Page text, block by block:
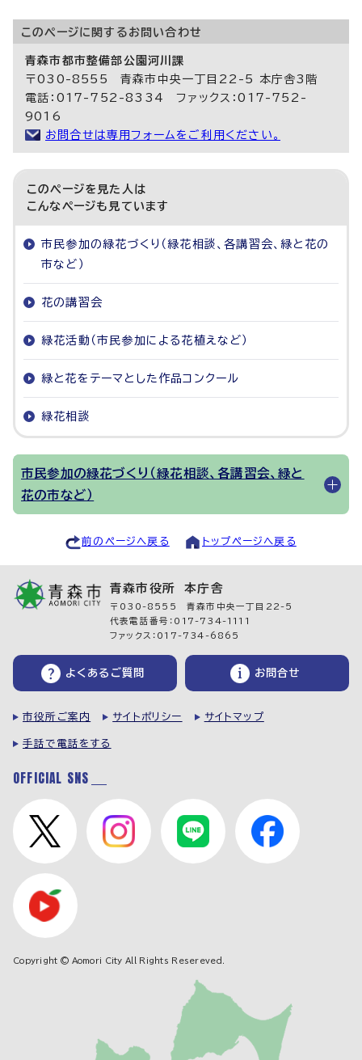
このページに関する お問い合わせ
青森市都市整備部公園河川課
〒030-8555 青森市中央一丁目22-5 本庁舎3階
電話：017-752-8334 ファックス：017-752-
9016
お問合せは専用フォームをご利用ください。
このページを見た人は
こんなページも見ています
市民参加の緑花づくり（緑花相談、各講習会、緑と花の
市など）
花の講習会
緑花活動（市民参加による花植えなど）
緑と花をテーマとした作品コンクール
緑花相談
市民参加の緑花づくり（緑花相談、各講習会、緑と
花の市など）
前のページへ戻る トップページへ戻る
青森市役所 本庁舎
〒030-8555 青森市中央一丁目22-5
代表電話番号：017-734-1111
ファックス：017-734-6865
よくあるご質問 お問合せ
市役所ご案内 サイトポリシー サイトマップ
手話で電話をする
OFFICIAL SNS
Copyright © Aomori City All Rights Resereved.